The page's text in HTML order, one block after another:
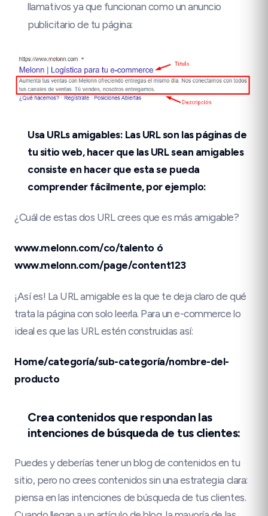
llamativos ya que funcionan como un anuncio
publicitario de tu página:
Usa URLs amigables: Las URL son las páginas de
tu sitio web, hacer que las URL sean amigables
consiste en hacer que esta se pueda
comprender fácilmente, por ejemplo:
¿Cuál de estas dos URL crees que es más amigable?
www.melonn.com/co/talento ó
www.melonn.com/page/content123
¡Así es! La URL amigable es la que te deja claro de qué
trata la página con solo leerla. Para un e-commerce lo
ideal es que las URL estén construidas así:
Home/categoría/sub-categoría/nombre-del-
producto
Crea contenidos que respondan las
intenciones de búsqueda de tus clientes:
Puedes y deberías tener un blog de contenidos en tu
sitio, pero no crees contenidos sin una estrategia clara:
piensa en las intenciones de búsqueda de tus clientes.